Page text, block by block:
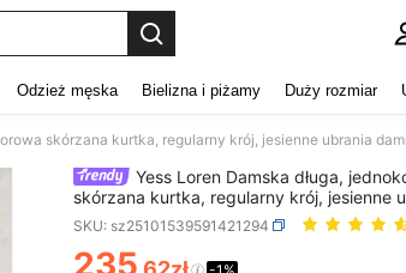
Odzież męska Bielizna i piżamy Duży rozmiar
skórzana kurtka, regularny krój, jesienne ubrania
Yess Loren Damska długa,
skórzana kurtka, regularny krój, jesienne
damskie
SKU: sz25101539591421294
235